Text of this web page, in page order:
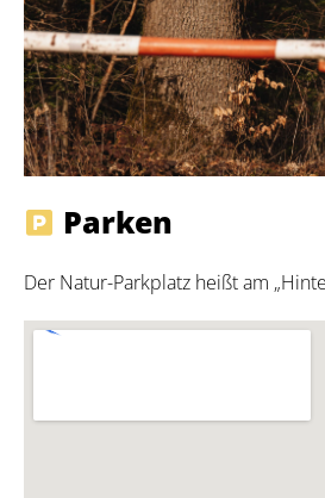
Parken
Der Natur-Parkplatz heißt am